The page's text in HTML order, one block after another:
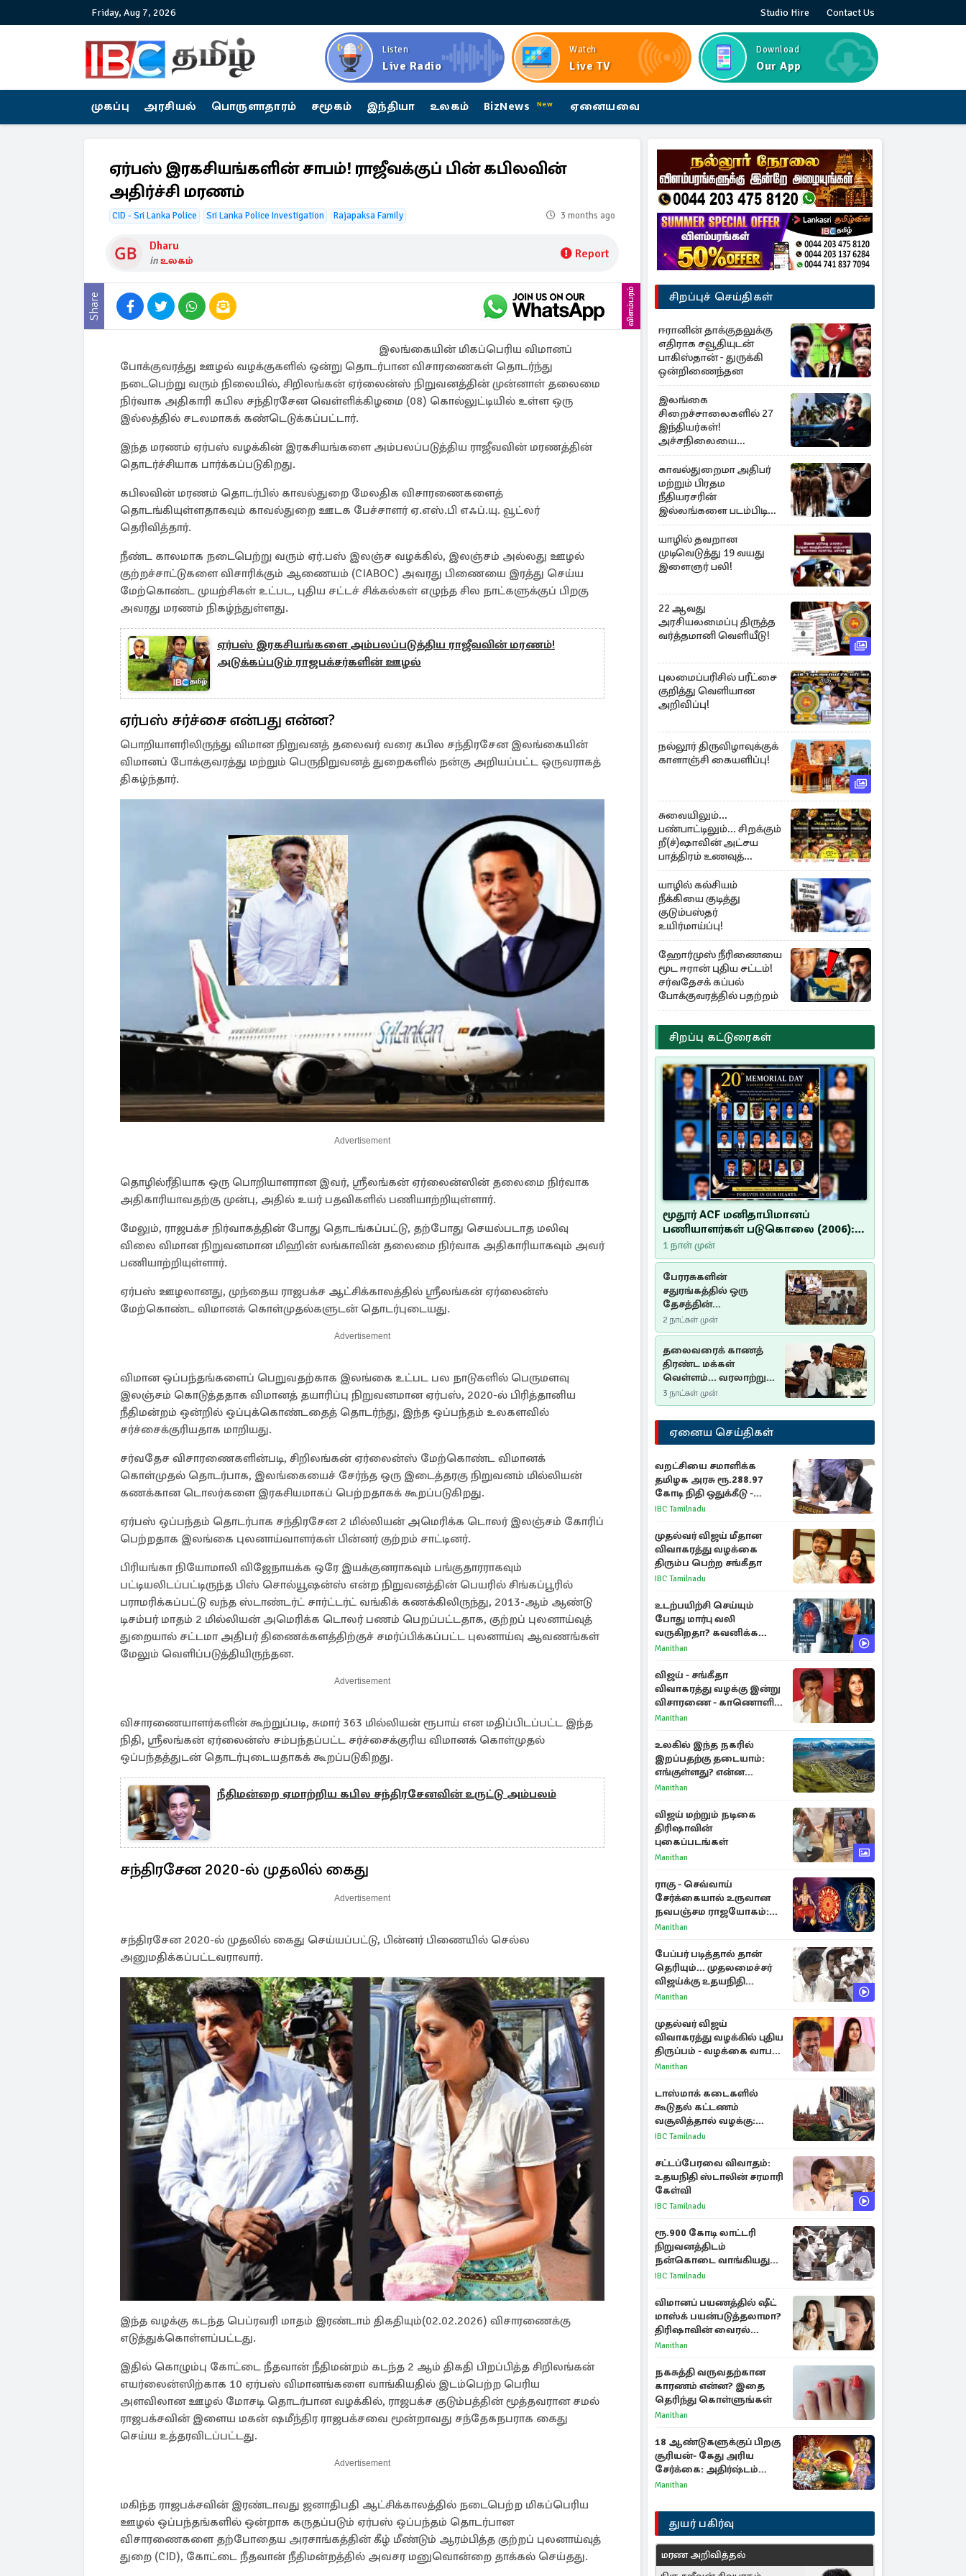
Friday, Aug 7, 2026 Studio Hire Contact Us
Listen
Live Radio
Watch
Live TV
Download
Our App
முகப்பு அரசியல் பொருளாதாரம் சமூகம் இந்தியா உலகம் BizNews New ஏனையவை
ஏர்பஸ் இரகசியங்களின் சாபம்! ராஜீவக்குப் பின் கபிலவின்
அதிர்ச்சி மரணம்
CID - Sri Lanka Police Sri Lanka Police Investigation Rajapaksa Family 3 months ago
Dharu
inஉலகம் Report
Share விளம்பரம்
இலங்கையின் மிகப்பெரிய விமானப்
போக்குவரத்து ஊழல் வழக்குகளில் ஒன்று தொடர்பான விசாரணைகள் தொடர்ந்து
நடைபெற்று வரும் நிலையில், சிறிலங்கன் ஏர்லைன்ஸ் நிறுவனத்தின் முன்னாள் தலைமை
நிர்வாக அதிகாரி கபில சந்திரசேன வெள்ளிக்கிழமை (08) கொல்லுட்டியில் உள்ள ஒரு
இல்லத்தில் சடலமாகக் கண்டெடுக்கப்பட்டார்.
இந்த மரணம் ஏர்பஸ் வழக்கின் இரகசியங்களை அம்பலப்படுத்திய ராஜீவவின் மரணத்தின்
தொடர்ச்சியாக பார்க்கப்படுகிறது.
கபிலவின் மரணம் தொடர்பில் காவல்துறை மேலதிக விசாரணைகளைத்
தொடங்கியுள்ளதாகவும் காவல்துறை ஊடக பேச்சாளர் ஏ.எஸ்.பி எஃப்.யு. வூட்லர்
தெரிவித்தார்.
நீண்ட காலமாக நடைபெற்று வரும் ஏர்.பஸ் இலஞ்ச வழக்கில், இலஞ்சம் அல்லது ஊழல்
குற்றச்சாட்டுகளை விசாரிக்கும் ஆணையம் (CIABOC) அவரது பிணையை இரத்து செய்ய
மேற்கொண்ட முயற்சிகள் உட்பட, புதிய சட்டச் சிக்கல்கள் எழுந்த சில நாட்களுக்குப் பிறகு
அவரது மரணம் நிகழ்ந்துள்ளது.
ஏர்பஸ் இரகசியங்களை அம்பலப்படுத்திய ராஜீவவின் மரணம்!
அடுக்கப்படும் ராஜபக்சர்களின் ஊழல்
ஏர்பஸ் சர்ச்சை என்பது என்ன?
பொறியாளரிலிருந்து விமான நிறுவனத் தலைவர் வரை கபில சந்திரசேன இலங்கையின்
விமானப் போக்குவரத்து மற்றும் பெருநிறுவனத் துறைகளில் நன்கு அறியப்பட்ட ஒருவராகத்
திகழ்ந்தார்.
Advertisement
தொழில்ரீதியாக ஒரு பொறியாளரான இவர், ஸ்ரீலங்கன் ஏர்லைன்ஸின் தலைமை நிர்வாக
அதிகாரியாவதற்கு முன்பு, அதில் உயர் பதவிகளில் பணியாற்றியுள்ளார்.
மேலும், ராஜபக்ச நிர்வாகத்தின் போது தொடங்கப்பட்டு, தற்போது செயல்படாத மலிவு
விலை விமான நிறுவனமான மிஹின் லங்காவின் தலைமை நிர்வாக அதிகாரியாகவும் அவர்
பணியாற்றியுள்ளார்.
ஏர்பஸ் ஊழலானது, முந்தைய ராஜபக்ச ஆட்சிக்காலத்தில் ஸ்ரீலங்கன் ஏர்லைன்ஸ்
மேற்கொண்ட விமானக் கொள்முதல்களுடன் தொடர்புடையது.
Advertisement
விமான ஒப்பந்தங்களைப் பெறுவதற்காக இலங்கை உட்பட பல நாடுகளில் பெருமளவு
இலஞ்சம் கொடுத்ததாக விமானத் தயாரிப்பு நிறுவனமான ஏர்பஸ், 2020-ல் பிரித்தானிய
நீதிமன்றம் ஒன்றில் ஒப்புக்கொண்டதைத் தொடர்ந்து, இந்த ஒப்பந்தம் உலகளவில்
சர்ச்சைக்குரியதாக மாறியது.
சர்வதேச விசாரணைகளின்படி, சிறிலங்கன் ஏர்லைன்ஸ் மேற்கொண்ட விமானக்
கொள்முதல் தொடர்பாக, இலங்கையைச் சேர்ந்த ஒரு இடைத்தரகு நிறுவனம் மில்லியன்
கணக்கான டொலர்களை இரகசியமாகப் பெற்றதாகக் கூறப்படுகிறது.
ஏர்பஸ் ஒப்பந்தம் தொடர்பாக சந்திரசேன 2 மில்லியன் அமெரிக்க டொலர் இலஞ்சம் கோரிப்
பெற்றதாக இலங்கை புலனாய்வாளர்கள் பின்னர் குற்றம் சாட்டினர்.
பிரியங்கா நியோமாலி விஜேநாயக்க ஒரே இயக்குனராகவும் பங்குதாரராகவும்
பட்டியலிடப்பட்டிருந்த பிஸ் சொல்யூஷன்ஸ் என்ற நிறுவனத்தின் பெயரில் சிங்கப்பூரில்
பராமரிக்கப்பட்டு வந்த ஸ்டாண்டர்ட் சார்ட்டர்ட் வங்கிக் கணக்கிலிருந்து, 2013-ஆம் ஆண்டு
டிசம்பர் மாதம் 2 மில்லியன் அமெரிக்க டொலர் பணம் பெறப்பட்டதாக, குற்றப் புலனாய்வுத்
துறையால் சட்டமா அதிபர் திணைக்களத்திற்குச் சமர்ப்பிக்கப்பட்ட புலனாய்வு ஆவணங்கள்
மேலும் வெளிப்படுத்தியிருந்தன.
Advertisement
விசாரணையாளர்களின் கூற்றுப்படி, சுமார் 363 மில்லியன் ரூபாய் என மதிப்பிடப்பட்ட இந்த
நிதி, ஸ்ரீலங்கன் ஏர்லைன்ஸ் சம்பந்தப்பட்ட சர்ச்சைக்குரிய விமானக் கொள்முதல்
ஒப்பந்தத்துடன் தொடர்புடையதாகக் கூறப்படுகிறது.
நீதிமன்றை ஏமாற்றிய கபில சந்திரசேனவின் உருட்டு அம்பலம்
சந்திரசேன 2020-ல் முதலில் கைது
Advertisement
சந்திரசேன 2020-ல் முதலில் கைது செய்யப்பட்டு, பின்னர் பிணையில் செல்ல
அனுமதிக்கப்பட்டவராவார்.
இந்த வழக்கு கடந்த பெப்ரவரி மாதம் இரண்டாம் திகதியும்(02.02.2026) விசாரணைக்கு
எடுத்துக்கொள்ளப்பட்டது.
இதில் கொழும்பு கோட்டை நீதவான் நீதிமன்றம் கடந்த 2 ஆம் திகதி பிறப்பித்த சிறிலங்கன்
எயர்லைன்ஸிற்காக 10 ஏர்பஸ் விமானங்களை வாங்கியதில் இடம்பெற்ற பெரிய
அளவிலான ஊழல் மோசடி தொடர்பான வழக்கில், ராஜபக்ச குடும்பத்தின் மூத்தவரான சமல்
ராஜபக்சவின் இளைய மகன் ஷமீந்திர ராஜபக்சவை மூன்றாவது சந்தேகநபராக கைது
செய்ய உத்தரவிடப்பட்டது.
Advertisement
மகிந்த ராஜபக்சவின் இரண்டாவது ஜனாதிபதி ஆட்சிக்காலத்தில் நடைபெற்ற மிகப்பெரிய
ஊழல் ஒப்பந்தங்களில் ஒன்றாக கருதப்படும் ஏர்பஸ் ஒப்பந்தம் தொடர்பான
விசாரணைகளை தற்போதைய அரசாங்கத்தின் கீழ் மீண்டும் ஆரம்பித்த குற்றப் புலனாய்வுத்
துறை (CID), கோட்டை நீதவான் நீதிமன்றத்தில் அவசர மனுவொன்றை தாக்கல் செய்தது.
சிறப்புச் செய்திகள்
ஈரானின் தாக்குதலுக்கு
எதிராக சவூதியுடன்
பாகிஸ்தான் - துருக்கி
ஒன்றிணைந்தன
இலங்கை
சிறைச்சாலைகளில் 27
இந்தியர்கள்!
அச்சநிலையை
மையப்படுத்தி
ஜெயசங்கர் அறிக்கை
காவல்துறைமா அதிபர்
மற்றும் பிரதம
நீதியரசரின்
இல்லங்களை படம்பிடித்த
சந்தேக நபர் கைது!
யாழில் தவறான
முடிவெடுத்து 19 வயது
இளைஞர் பலி!
22 ஆவது
அரசியலமைப்பு திருத்த
வர்த்தமானி வெளியீடு!
புலமைப்பரிசில் பரீட்சை
குறித்து வெளியான
அறிவிப்பு!
நல்லூர் திருவிழாவுக்குக்
காளாஞ்சி கையளிப்பு!
சுவையிலும்...
பண்பாட்டிலும்... சிறக்கும்
றீ(ச்)ஷாவின் அட்சய
பாத்திரம் உணவுத்
திருவிழா ஆரம்பம்
யாழில் கல்சியம்
நீக்கியை குடித்து
குடும்பஸ்தர்
உயிர்மாய்ப்பு!
ஹோர்முஸ் நீரிணையை
மூட ஈரான் புதிய சட்டம்!
சர்வதேசக் கப்பல்
போக்குவரத்தில் பதற்றம்
சிறப்பு கட்டுரைகள்
மூதூர் ACF மனிதாபிமானப்
பணியாளர்கள் படுகொலை (2006):
20 ஆண்டுகளாகியும் நீதி
மறுக்கப்பட்ட மனிதாபிமானப்
பேரவலம்
1 நாள் முன்
பேரரசுகளின்
சதுரங்கத்தில் ஒரு
தேசத்தின்
தீர்க்கதரிசனம் :
சுதுமலை பிரகடனம்
ஒரு வரலாற்றுப் பாடம்
2 நாட்கள் முன்
தலைவரைக் காணத்
திரண்ட மக்கள்
வெள்ளம்... வரலாற்றுச்
சிறப்புமிக்க சுதுமலைப்
பிரகடனம்…
3 நாட்கள் முன்
ஏனைய செய்திகள்
வறட்சியை சமாளிக்க
தமிழக அரசு ரூ.288.97
கோடி நிதி ஒதுக்கீடு -
வெளியான அரசாணை
IBC Tamilnadu
முதல்வர் விஜய் மீதான
விவாகரத்து வழக்கை
திரும்ப பெற்ற சங்கீதா
IBC Tamilnadu
உடற்பயிற்சி செய்யும்
போது மார்பு வலி
வருகிறதா? கவனிக்க
வேண்டிய எச்சரிக்கை
Manithan
விஜய் - சங்கீதா
விவாகரத்து வழக்கு இன்று
விசாரணை - காணொளி
மூலம் ஆஜராக வாய்ப்பு
Manithan
உலகில் இந்த நகரில்
இறப்பதற்கு தடையாம்:
எங்குள்ளது? என்ன
காரணம் தெரியுமா?
Manithan
விஜய் மற்றும் நடிகை
திரிஷாவின்
புகைப்படங்கள்
Manithan
ராகு - செவ்வாய்
சேர்க்கையால் உருவான
நவபஞ்சம ராஜயோகம்:
அதிர்ஷ்டம் பெறும் 3
Manithan
பேப்பர் படித்தால் தான்
தெரியும்... முதலமைச்சர்
விஜய்க்கு உதயநிதி
ஸ்டாலின் பதிலடி
Manithan
முதல்வர் விஜய்
விவாகரத்து வழக்கில் புதிய
திருப்பம் - வழக்கை வாபஸ்
பெற்ற சங்கீதா!
Manithan
டாஸ்மாக் கடைகளில்
கூடுதல் கட்டணம்
வசூலித்தால் வழக்கு:
சென்னை உயர்நீதிமன்றம்
IBC Tamilnadu
சட்டப்பேரவை விவாதம்:
உதயநிதி ஸ்டாலின் சரமாரி
கேள்வி
IBC Tamilnadu
ரூ.900 கோடி லாட்டரி
நிறுவனத்திடம்
நன்கொடை வாங்கியது
ஏன்? உதயநிதி - ஆதவ்
IBC Tamilnadu
விமானப் பயணத்தில் ஷீட்
மாஸ்க் பயன்படுத்தலாமா?
திரிஷாவின் வைரல்
செல்ஃபிக்கு மருத்துவர்
Manithan
நகசுத்தி வருவதற்கான
காரணம் என்ன? இதை
தெரிந்து கொள்ளுங்கள்
Manithan
18 ஆண்டுகளுக்குப் பிறகு
சூரியன்- கேது அரிய
சேர்க்கை: அதிர்ஷ்டம்
பெறும் 3 ராசிகள்!
Manithan
துயர் பகிர்வு
மரண அறிவித்தல்